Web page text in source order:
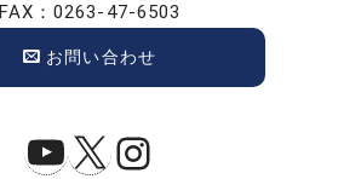
FAX：0263-47-6503
お問い合わせ
YouTube
X Instagram